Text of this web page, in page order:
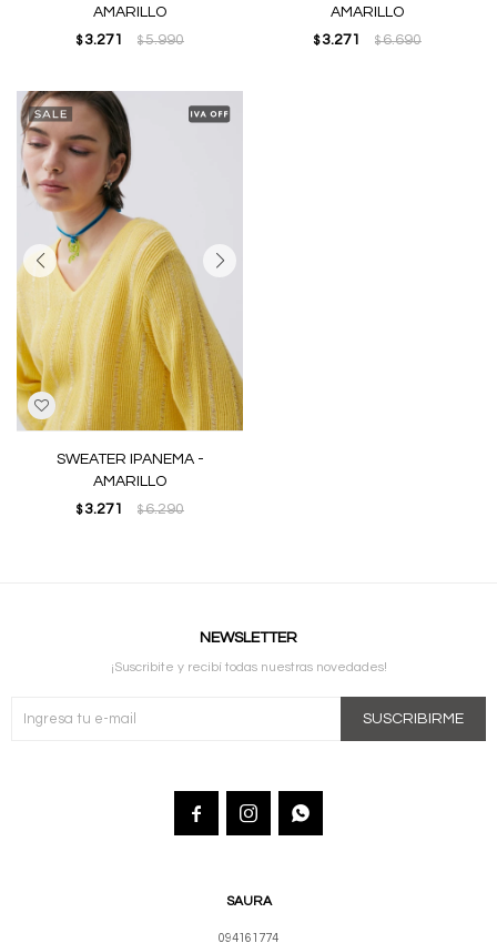
AMARILLO
$ 3.271 $5.990
AMARILLO
$ 3.271 $6.690
SWEATER IPANEMA -
AMARILLO
$ 3.271 $6.290
SAURA
094161774
NEWSLETTER
¡Suscribite y recibí todas nuestras novedades!
SUSCRIBIRME
  